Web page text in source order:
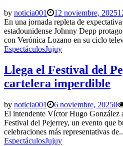
by noticia001 12 noviembre, 2025
En una jornada repleta de
estadounidense Johnny Depp
con Verónica Lozano en su ciclo
EspectáculosJujuy
Llega el Festival del
cartelera imperdible
by noticia001 6 noviembre, 20250
El intendente Víctor Hugo González
Festival del Pejerrey, un evento que
celebraciones más representativas
EspectáculosJujuy